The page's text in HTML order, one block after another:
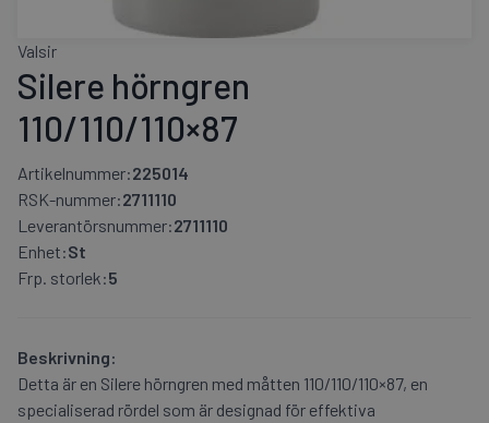
Valsir
Silere hörngren
110/110/110×87
Artikelnummer:225014
RSK-nummer:2711110
Leverantörsnummer:2711110
Enhet:St
Frp. storlek:5
Beskrivning:
Detta är en Silere hörngren med måtten 110/110/110×87, en
specialiserad rördel som är designad för effektiva